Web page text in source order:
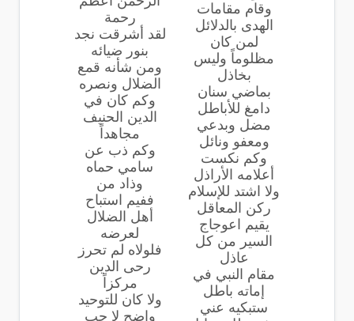
وقام مقامات
الهدى بالدلائل
لمن كان
مظلوماً وليس
بخاذل
بماضي سنان
دامغ للأباطل
مضل وبدعي
ومعفو ونائل
وكم نكست
أعلامه الأراذل
ولا اشتد للإسلام
ركن المعاقل
يقيم اعوجاج
السير من كل
عاذل
مقام النبي في
إماته باطل
ستبكيه عني
رحمة
لقد أشرقت نجد
بنور ضيائه
ومن شأنه قمع
الضلال ونصره
وكم كان في
الدين الحنيف
مجاهداً
وكم ذب عن
سامي حماه
وذاد من
ففيم استباح
أهل الضلال
لعرضه
فلولاه لم تحرز
رحى الدين
مركزاً
ولا كان للتوحيد
واضح لا حب